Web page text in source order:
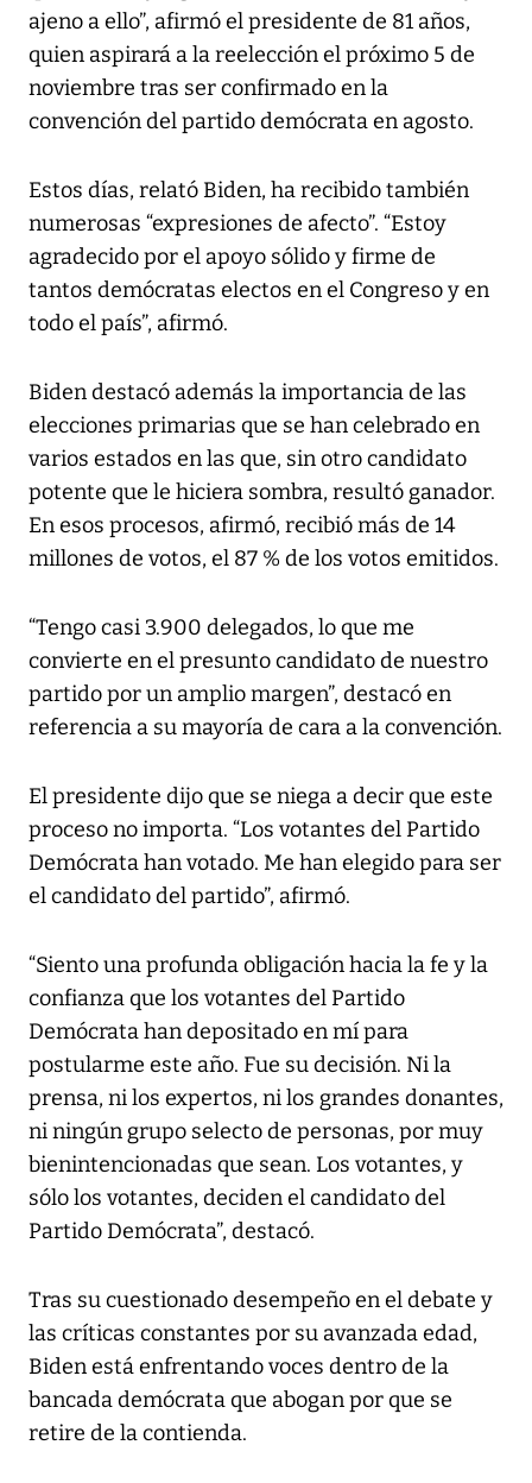
ajeno a ello”, afirmó el presidente de 81 años,
quien aspirará a la reelección el próximo 5 de
noviembre tras ser confirmado en la
convención del partido demócrata en agosto.
Estos días, relató Biden, ha recibido también
numerosas “expresiones de afecto”. “Estoy
agradecido por el apoyo sólido y firme de
tantos demócratas electos en el Congreso y en
todo el país”, afirmó.
Biden destacó además la importancia de las
elecciones primarias que se han celebrado en
varios estados en las que, sin otro candidato
potente que le hiciera sombra, resultó ganador.
En esos procesos, afirmó, recibió más de 14
millones de votos, el 87 % de los votos emitidos.
“Tengo casi 3.900 delegados, lo que me
convierte en el presunto candidato de nuestro
partido por un amplio margen”, destacó en
referencia a su mayoría de cara a la convención.
El presidente dijo que se niega a decir que este
proceso no importa. “Los votantes del Partido
Demócrata han votado. Me han elegido para ser
el candidato del partido”, afirmó.
“Siento una profunda obligación hacia la fe y la
confianza que los votantes del Partido
Demócrata han depositado en mí para
postularme este año. Fue su decisión. Ni la
prensa, ni los expertos, ni los grandes donantes,
ni ningún grupo selecto de personas, por muy
bienintencionadas que sean. Los votantes, y
sólo los votantes, deciden el candidato del
Partido Demócrata”, destacó.
Tras su cuestionado desempeño en el debate y
las críticas constantes por su avanzada edad,
Biden está enfrentando voces dentro de la
bancada demócrata que abogan por que se
retire de la contienda.